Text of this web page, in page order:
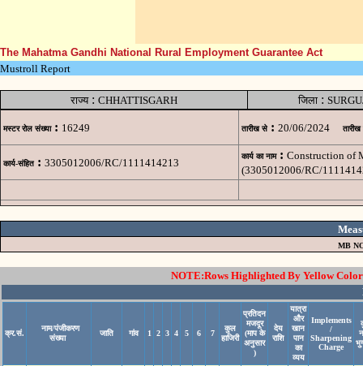
The Mahatma Gandhi National Rural Employment Guarantee Act
Mustroll Report
राज्य: CHHATTISGARH जिला :
मस्टर रोल संख्या : 16249 तारीख से : 20/06/2024 तारीख
कार्य-संहित : 3305012006/RC/1111414213
कार्य का नाम : Construction of
(3305012006/RC/
MB
NOTE:Rows Highlighted By Yellow
क्र.सं.
नाम/पंजीकरण
संख्या
जाति गांव 1 2 3 4 5 6 7
कुल
हाजिरी
प्रतिदन
मजदूर
(माप के
अनुसार
)
देय
राशि
यात्रा
और
खान
पान
का
व्यय
Implements
/
Sharpening
Charge